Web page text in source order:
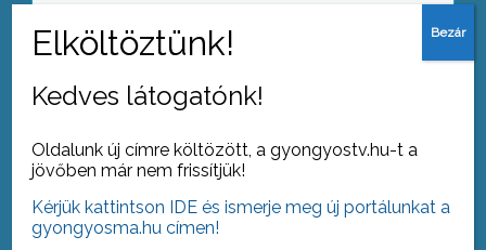
Békejobb Hevesen?
Kedves látogatónk!
Oldalunk új címre költözött, a gyongyostv.hu-t a
jövőben már nem frissítjük!
Kérjük kattintson IDE és ismerje meg új portálunkat a
gyongyosma.hu címen!